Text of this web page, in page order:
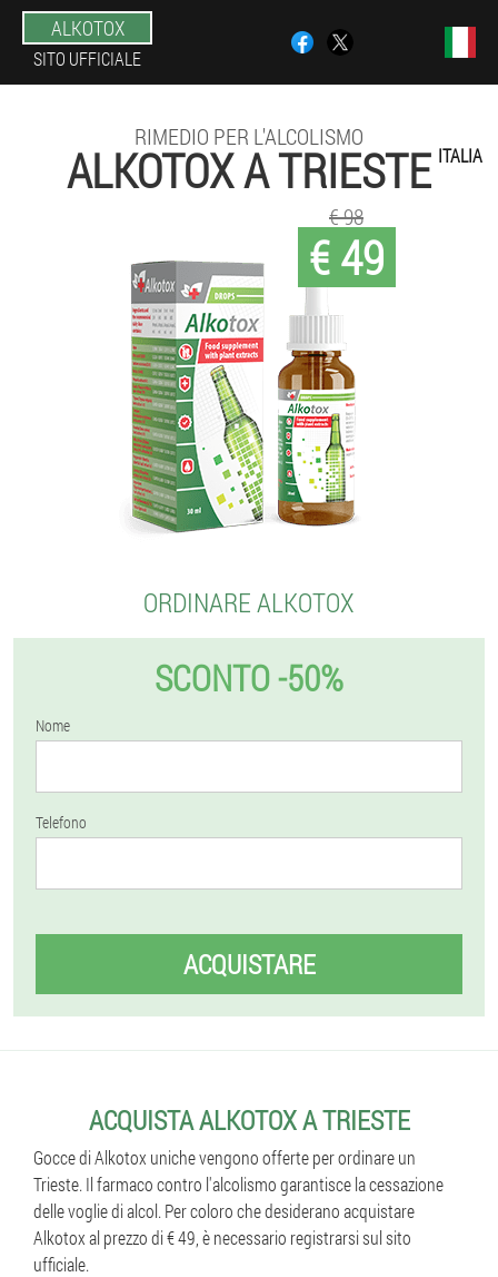
ALKOTOX
SITO UFFICIALE
RIMEDIO PER L'ALCOLISMO
ALKOTOX A TRIESTE ITALIA
€ 49
€ 98
ORDINARE ALKOTOX
SCONTO -50%
Nome
Telefono
ACQUISTARE
ACQUISTA ALKOTOX A TRIESTE
Gocce di Alkotox uniche vengono offerte per ordinare un
Trieste. Il farmaco contro l'alcolismo garantisce la cessazione
delle voglie di alcol. Per coloro che desiderano acquistare
Alkotox al prezzo di € 49, è necessario registrarsi sul sito
ufficiale.